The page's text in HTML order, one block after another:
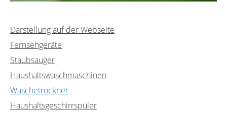
Darstellung auf der Webseite
Fernsehgeräte
Staubsauger
Haushaltswaschmaschinen
Wäschetrockner
Haushaltsgeschirrspüler